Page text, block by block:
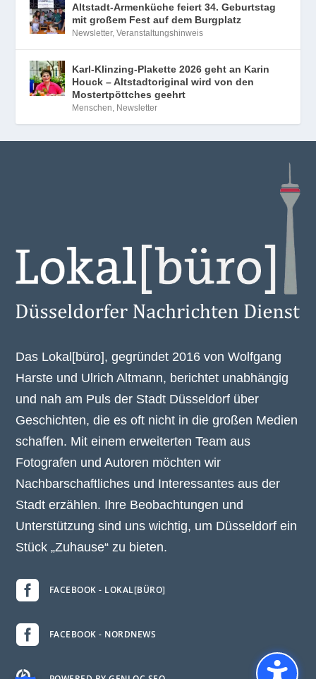
Altstadt-Armenküche feiert 34. Geburtstag
mit großem Fest auf dem Burgplatz
Newsletter,Veranstaltungshinweis
Karl-Klinzing-Plakette 2026 geht an Karin
Houck – Altstadtoriginal wird von den
Mostertpöttches geehrt
Menschen Newsletter
Das Lokal[büro], gegründet 2016 von Wolfgang
Harste und Ulrich Altmann, berichtet unabhängig
und nah am Puls der Stadt Düsseldorf über
Geschichten, die es oft nicht in die großen Medien
schaffen. Mit einem erweiterten Team aus
Fotografen und Autoren möchten wir
Nachbarschaftliches und Interessantes aus der
Stadt erzählen. Ihre Beobachtungen und
Unterstützung sind uns wichtig, um Düsseldorf ein
Stück „Zuhause“ zu bieten.
 FACEBOOK - LOKAL[BÜRO]
 FACEBOOK - NORDNEWS